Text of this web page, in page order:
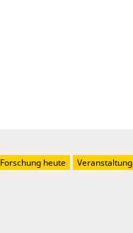
Forschung heute Veranstaltung